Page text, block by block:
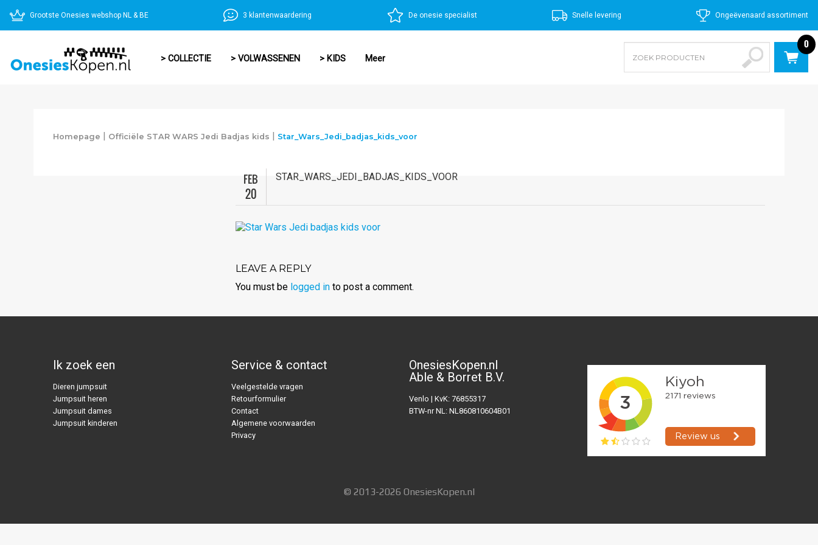
Grootste Onesies webshop NL & BE 3 klantenwaardering De onesie specialist Snelle levering Ongeëvenaard assortiment
> COLLECTIE > VOLWASSENEN > KIDS Meer
0
Homepage | Officiële STAR WARS Jedi Badjas kids | Star_Wars_Jedi_badjas_kids_voor
FEB
20
STAR_WARS_JEDI_BADJAS_KIDS_VOOR
LEAVE A REPLY
You must be logged in to post a comment.
Ik zoek een
Dieren jumpsuit
Jumpsuit heren
Jumpsuit dames
Jumpsuit kinderen
Service & contact
Veelgestelde vragen
Retourformulier
Contact
Algemene voorwaarden
Privacy
OnesiesKopen.nl
Able & Borret B.V.
Venlo | KvK: 76855317
BTW-nr NL: NL860810604B01
© 2013-2026 OnesiesKopen.nl